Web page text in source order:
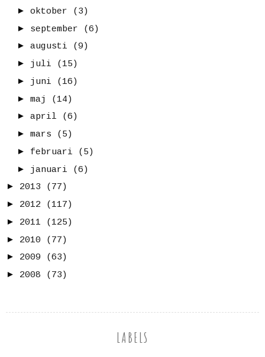
► oktober
(3)
► september
(6)
► augusti
(9)
► juli
(15)
► juni
(16)
► maj
(14)
► april
(6)
► mars
(5)
► februari
(5)
► januari
(6)
► 2013
(77)
► 2012
(117)
► 2011
(125)
► 2010
(77)
► 2009
(63)
► 2008 (73)
LABELS